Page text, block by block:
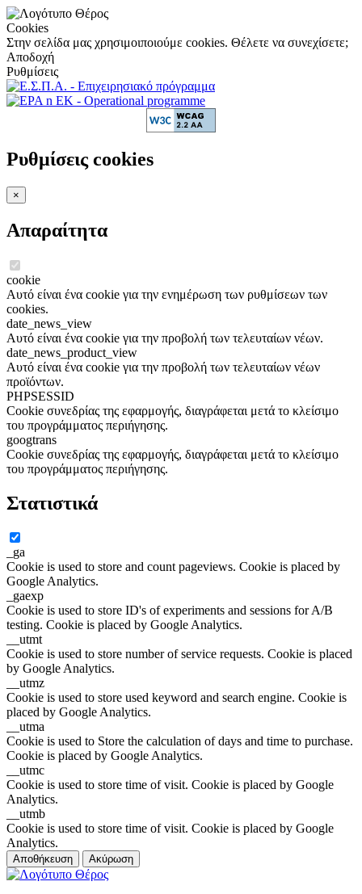
Cookies
Στην σελίδα μας χρησιμοιποιούμε cookies. Θέλετε να συνεχίσετε;
Αποδοχή
Ρυθμίσεις
Ρυθμίσεις cookies
×
Απαραίτητα
cookie
Αυτό είναι ένα cookie για την ενημέρωση των ρυθμίσεων των
cookies.
date_news_view
Αυτό είναι ένα cookie για την προβολή των τελευταίων νέων.
date_news_product_view
Αυτό είναι ένα cookie για την προβολή των τελευταίων νέων
προϊόντων.
PHPSESSID
Cookie συνεδρίας της εφαρμογής, διαγράφεται μετά το κλείσιμο
του προγράμματος περιήγησης.
googtrans
Cookie συνεδρίας της εφαρμογής, διαγράφεται μετά το κλείσιμο
του προγράμματος περιήγησης.
Στατιστικά
_ga
Cookie is used to store and count pageviews. Cookie is placed by
Google Analytics.
_gaexp
Cookie is used to store ID's of experiments and sessions for A/B
testing. Cookie is placed by Google Analytics.
__utmt
Cookie is used to store number of service requests. Cookie is placed
by Google Analytics.
__utmz
Cookie is used to store used keyword and search engine. Cookie is
placed by Google Analytics.
__utma
Cookie is used to Store the calculation of days and time to purchase.
Cookie is placed by Google Analytics.
__utmc
Cookie is used to store time of visit. Cookie is placed by Google
Analytics.
__utmb
Cookie is used to store time of visit. Cookie is placed by Google
Analytics.
Αποθήκευση Ακύρωση